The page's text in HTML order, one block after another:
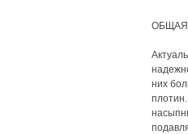
ОБЩАЯ
них